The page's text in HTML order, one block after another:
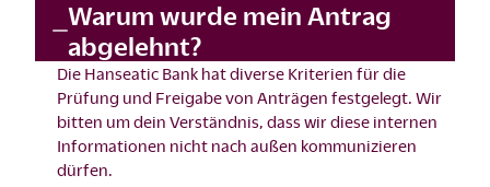
Warum wurde mein Antrag
abgelehnt?
Die Hanseatic Bank hat diverse Kriterien für die
Prüfung und Freigabe von Anträgen festgelegt. Wir
bitten um dein Verständnis, dass wir diese internen
Informationen nicht nach außen kommunizieren
dürfen.